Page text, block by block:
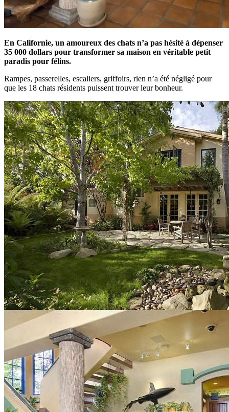
En Californie, un amoureux des chats n’a pas hésité à dépenser
35 000 dollars pour transformer sa maison en véritable petit
paradis pour félins.
Rampes, passerelles, escaliers, griffoirs, rien n’a été négligé pour
que les 18 chats résidents puissent trouver leur bonheur.